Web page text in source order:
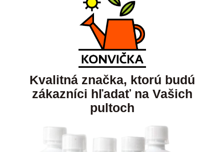
Kvalitná značka, ktorú budú
zákazníci hľadať na Vašich
pultoch